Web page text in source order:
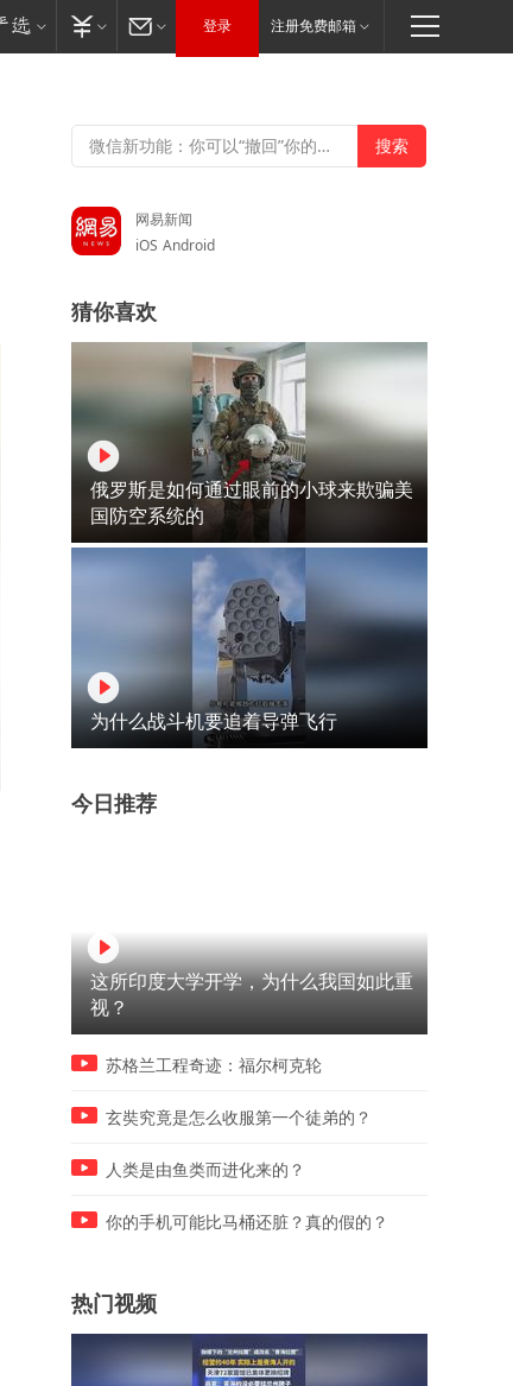
登录 注册免费邮箱
05:44
伊朗考虑允许欧洲国家在霍尔
美国媒体炒作052D发射鹰击
响
网易新闻
iOS Android
猜你喜欢
俄罗斯是如何通过眼前的小球来欺骗美
国防空系统的
为什么战斗机要追着导弹飞行
今日推荐
这所印度大学开学，为什么我国如此重
视？
苏格兰工程奇迹：福尔柯克轮
玄奘究竟是怎么收服第一个徒弟的？
人类是由鱼类而进化来的？
你的手机可能比马桶还脏？真的假的？
热门视频